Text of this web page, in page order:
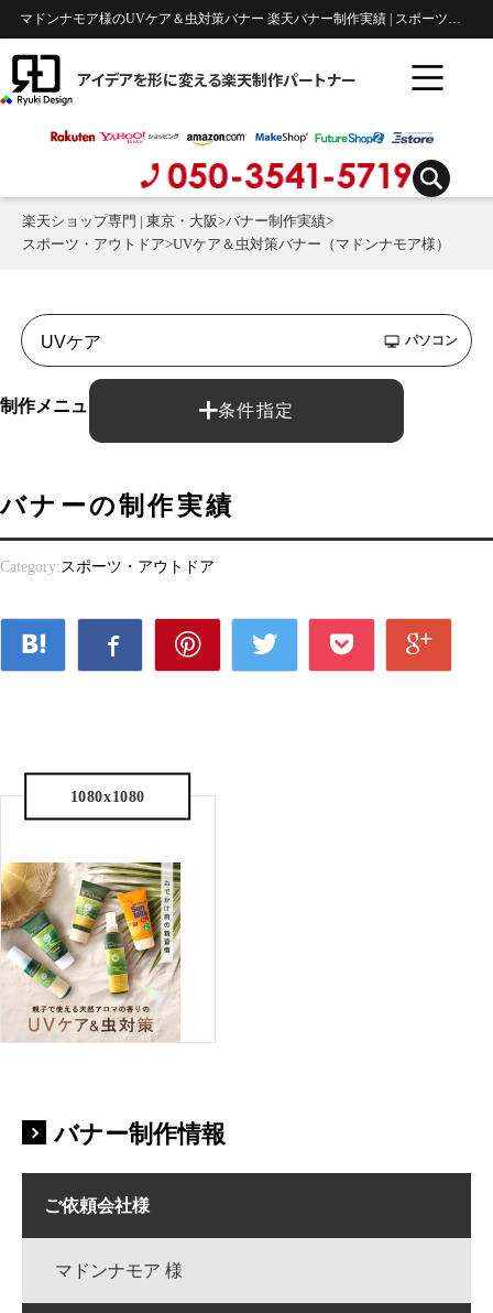
マドンナモア様のUVケア＆虫対策バナー 楽天バナー制作実績 | スポーツ・アウトドア
アイデアを形に変える楽天制作パートナー
楽天ショップ専門 | 東京・大阪>バナー制作実績>
スポーツ・アウトドア>UVケア＆虫対策バナー（マドンナモア様）
条件指定
パソコン
制作メニュー： バナー制作
バナーの制作実績
Category: スポーツ・アウトドア
1080x1080
バナー制作情報
ご依頼会社様
マドンナモア 様